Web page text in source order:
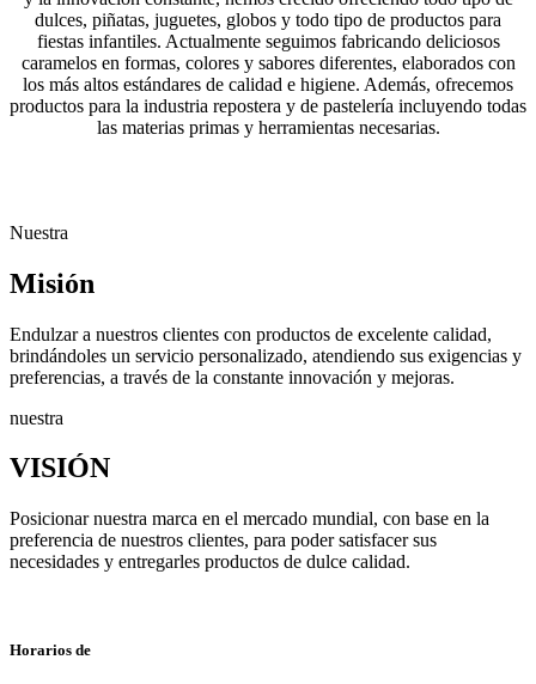
dulces, piñatas, juguetes, globos y todo tipo de productos para
fiestas infantiles. Actualmente seguimos fabricando deliciosos
caramelos en formas, colores y sabores diferentes, elaborados con
los más altos estándares de calidad e higiene. Además, ofrecemos
productos para la industria repostera y de pastelería incluyendo todas
las materias primas y herramientas necesarias.
Nuestra
Misión
Endulzar a nuestros clientes con productos de excelente calidad,
brindándoles un servicio personalizado, atendiendo sus exigencias y
preferencias, a través de la constante innovación y mejoras.
nuestra
VISIÓN
Posicionar nuestra marca en el mercado mundial, con base en la
preferencia de nuestros clientes, para poder satisfacer sus
necesidades y entregarles productos de dulce calidad.
Horarios de